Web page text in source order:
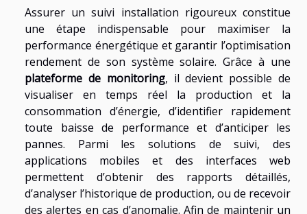
Assurer un suivi installation rigoureux constitue
une étape indispensable pour maximiser la
performance énergétique et garantir l’optimisation
rendement de son système solaire. Grâce à une
plateforme de monitoring, il devient possible de
visualiser en temps réel la production et la
consommation d’énergie, d’identifier rapidement
toute baisse de performance et d’anticiper les
pannes. Parmi les solutions de suivi, des
applications mobiles et des interfaces web
permettent d’obtenir des rapports détaillés,
d’analyser l’historique de production, ou de recevoir
des alertes en cas d’anomalie. Afin de maintenir un